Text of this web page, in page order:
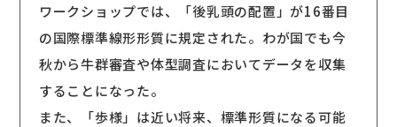
ワークショップでは、「後乳頭の配置」が16番目
の国際標準線形形質に規定された。わが国でも今
秋から牛群審査や体型調査においてデータを収集
することになった。
また、「歩様」は近い将来、標準形質になる可能